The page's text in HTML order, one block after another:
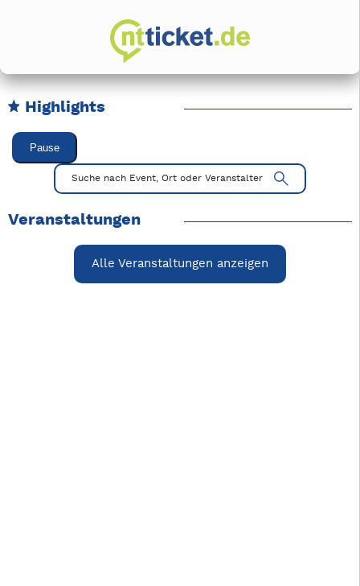
Highlights
Karussell Veranstaltungen überspringen
Pause
Mit Tab zu den Steuerelementen wechseln. Mit Pfeiltasten
Suche nach Event, Ort oder Veranstalter
Veranstaltungen
Alle Veranstaltungen anzeigen